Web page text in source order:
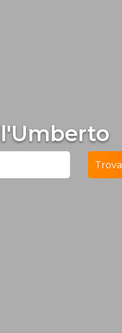
Trova